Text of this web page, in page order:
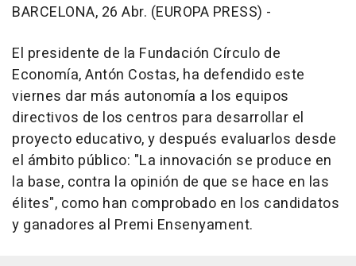
BARCELONA, 26 Abr. (EUROPA PRESS) -
El presidente de la Fundación Círculo de
Economía, Antón Costas, ha defendido este
viernes dar más autonomía a los equipos
directivos de los centros para desarrollar el
proyecto educativo, y después evaluarlos desde
el ámbito público: "La innovación se produce en
la base, contra la opinión de que se hace en las
élites", como han comprobado en los candidatos
y ganadores al Premi Ensenyament.